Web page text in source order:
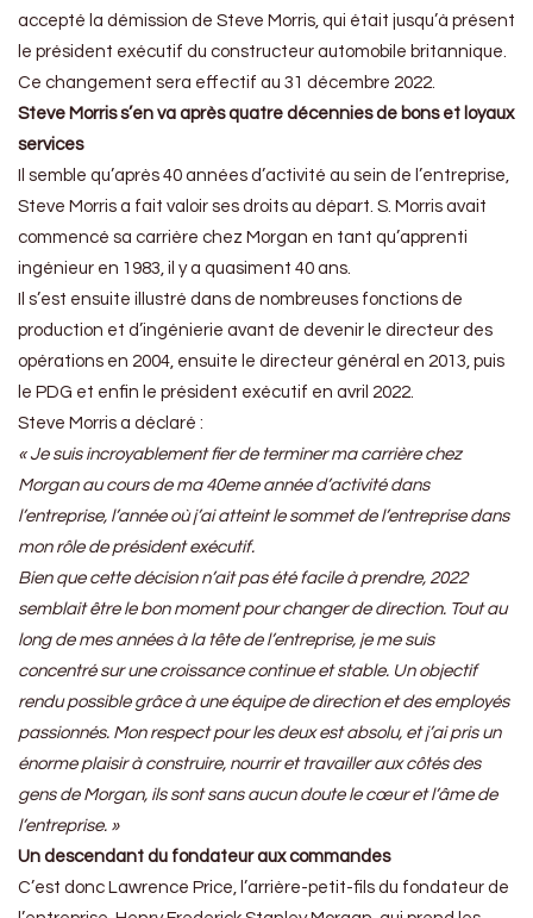
accepté la démission de Steve Morris, qui était jusqu’à présent
le président exécutif du constructeur automobile britannique.
Ce changement sera effectif au 31 décembre 2022.
Steve Morris s’en va après quatre décennies de bons et loyaux
services
Il semble qu’après 40 années d’activité au sein de l’entreprise,
Steve Morris a fait valoir ses droits au départ. S. Morris avait
commencé sa carrière chez Morgan en tant qu’apprenti
ingénieur en 1983, il y a quasiment 40 ans.
Il s’est ensuite illustré dans de nombreuses fonctions de
production et d’ingénierie avant de devenir le directeur des
opérations en 2004, ensuite le directeur général en 2013, puis
le PDG et enfin le président exécutif en avril 2022.
Steve Morris a déclaré :
« Je suis incroyablement fier de terminer ma carrière chez
Morgan au cours de ma 40eme année d’activité dans
l’entreprise, l’année où j’ai atteint le sommet de l’entreprise dans
mon rôle de président exécutif.
Bien que cette décision n’ait pas été facile à prendre, 2022
semblait être le bon moment pour changer de direction. Tout au
long de mes années à la tête de l’entreprise, je me suis
concentré sur une croissance continue et stable. Un objectif
rendu possible grâce à une équipe de direction et des employés
passionnés. Mon respect pour les deux est absolu, et j’ai pris un
énorme plaisir à construire, nourrir et travailler aux côtés des
gens de Morgan, ils sont sans aucun doute le cœur et l’âme de
l’entreprise. »
Un descendant du fondateur aux commandes
C’est donc Lawrence Price, l’arrière-petit-fils du fondateur de